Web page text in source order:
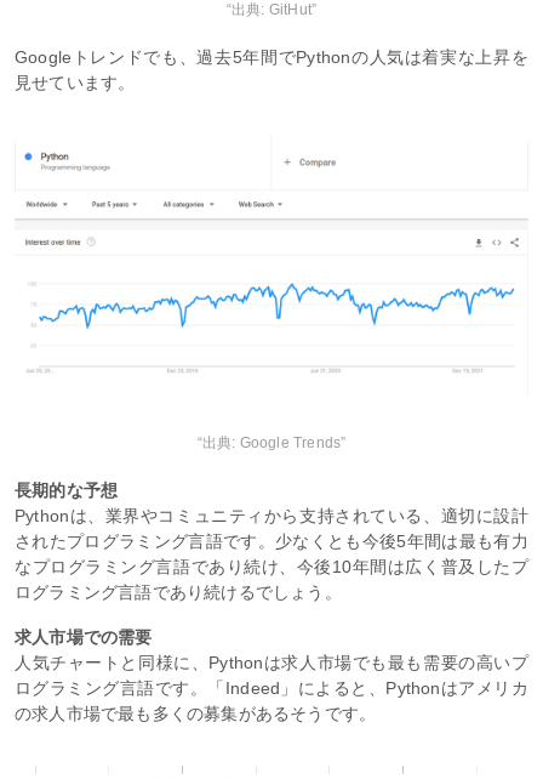
“出典: GitHut”
Googleトレンドでも、過去5年間でPythonの人気は着実な上昇を
見せています。
“出典: Google Trends”
長期的な予想
Pythonは、業界やコミュニティから支持されている、適切に設計
されたプログラミング言語です。少なくとも今後5年間は最も有力
なプログラミング言語であり続け、今後10年間は広く普及したプ
ログラミング言語であり続けるでしょう。
求人市場での需要
人気チャートと同様に、Pythonは求人市場でも最も需要の高いプ
ログラミング言語です。「Indeed」によると、Pythonはアメリカ
の求人市場で最も多くの募集があるそうです。